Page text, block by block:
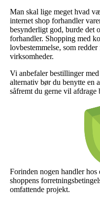
Man skal lige meget hvad
internet shop forhandler
besynderligt god, burde det
forhandler. Shopping med
lovbestemmelse, som
virksomheder.
Vi anbefaler bestillinger
alternativ bør du benytte en
såfremt du gerne vil afdrage
Forinden nogen handler
shoppens
omfattende projekt.